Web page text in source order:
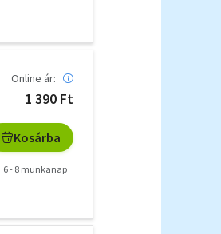
Online ár:
1 390 Ft
Kosárba
6 - 8 munkanap